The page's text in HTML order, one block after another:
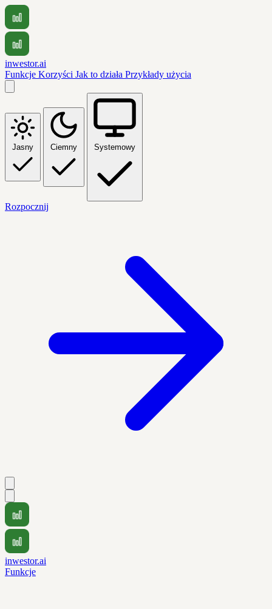
inwestor.ai
Funkcje Korzyści Jak to działa Przykłady użycia
Jasny Ciemny Systemowy
Rozpocznij
inwestor.ai
Funkcje